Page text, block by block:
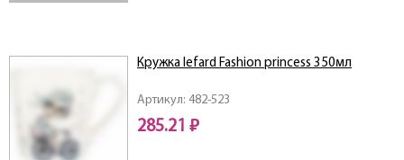
Артикул: 482-523
Кружка lefard Fashion princess 350мл
285.21 ₽